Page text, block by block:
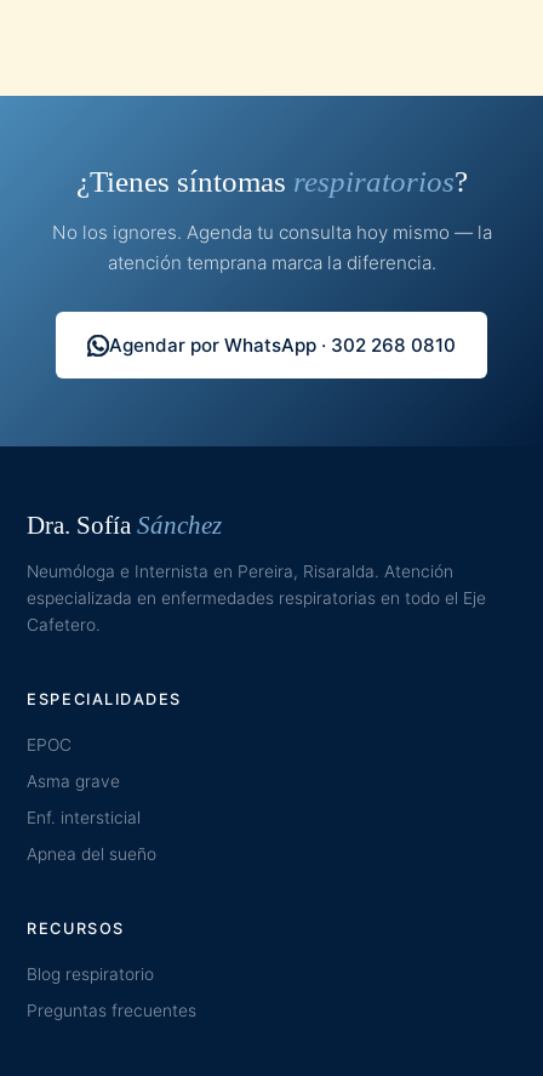
¿Tienes síntomas respiratorios?
No los ignores. Agenda tu consulta hoy mismo — la
atención temprana marca la diferencia.
Agendar por WhatsApp · 302 268 0810
Dra. SofíaSánchez
Neumóloga e Internista en Pereira, Risaralda. Atención
especializada en enfermedades respiratorias en todo el Eje
Cafetero.
ESPECIALIDADES
EPOC
Asma grave
Enf. intersticial
Apnea del sueño
RECURSOS
Blog respiratorio
Preguntas frecuentes